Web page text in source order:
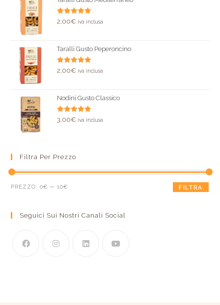
Valutato
2,00€ iva inclusa
Taralli Gusto Peperoncino
Valutato
2,00€ iva inclusa
Nodini Gusto Classico
Valutato
3,00€ iva inclusa
Filtra Per Prezzo
FILTRA
PREZZO:0€ —10€
Seguici Sui Nostri Canali Social